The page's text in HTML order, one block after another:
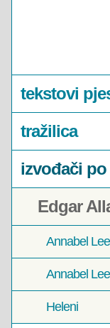
tekstovi
tražilica
izvođači
Edgar
Annabel Lee
Annabel
Heleni